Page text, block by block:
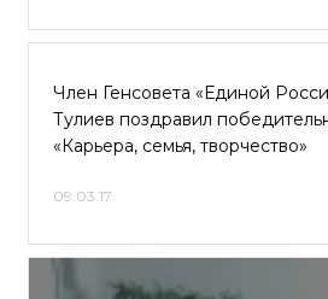
Член Генсовета «Единой
Тулиев поздравил
«Карьера, семья, творчество»
09.03.17